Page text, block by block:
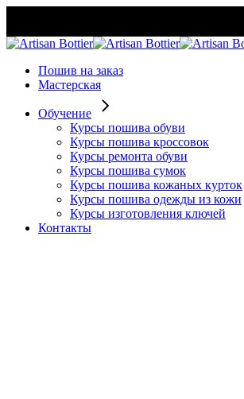
the
Пошив на заказ
Мастерская
Обучение
Курсы пошива обуви
Курсы пошива кроссовок
Курсы ремонта обуви
Курсы пошива сумок
Курсы пошива кожаных курток
Курсы пошива одежды из кожи
Курсы изготовления ключей
Контакты